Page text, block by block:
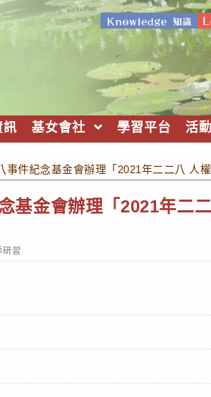
訊 基女會社 學習平台 活
事件紀念基金會辦理「2021年二二八 人
基金會辦理「2021年二
研習